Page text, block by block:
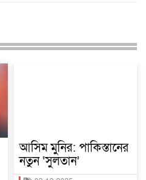
আসিম মুনির: পাকিস্তানের
নতুন ‘সুলতান’